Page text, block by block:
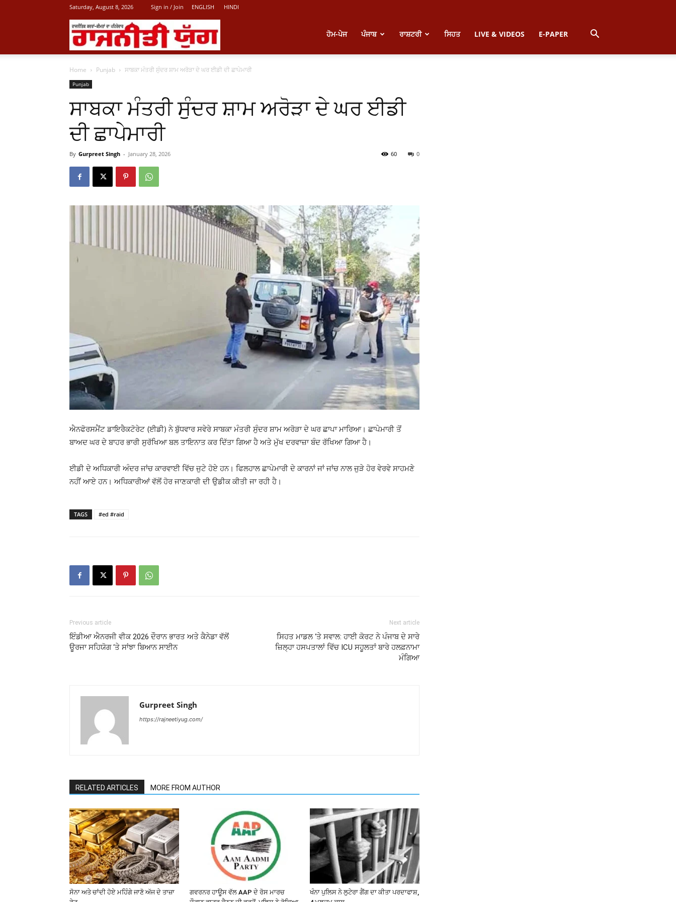
Saturday, August 8, 2026 Sign in / Join ENGLISH HINDI
Punjabi
News
ਹੋਮ-ਪੇਜ ਪੰਜਾਬ ਰਾਸ਼ਟਰੀ ਸਿਹਤ LIVE & VIDEOS E-PAPER
Home Punjab ਸਾਬਕਾ ਮੰਤਰੀ ਸੁੰਦਰ ਸ਼ਾਮ ਅਰੋੜਾ ਦੇ ਘਰ ਈਡੀ ਦੀ ਛਾਪੇਮਾਰੀ
Punjab
ਸਾਬਕਾ ਮੰਤਰੀ ਸੁੰਦਰ ਸ਼ਾਮ ਅਰੋੜਾ ਦੇ ਘਰ ਈਡੀ
ਦੀ ਛਾਪੇਮਾਰੀ
By Gurpreet Singh - January 28, 2026 0
60
ਐਨਫੋਰਸਮੈਂਟ ਡਾਇਰੈਕਟੋਰੇਟ (ਈਡੀ) ਨੇ ਬੁੱਧਵਾਰ ਸਵੇਰੇ ਸਾਬਕਾ ਮੰਤਰੀ ਸੁੰਦਰ ਸ਼ਾਮ ਅਰੋੜਾ ਦੇ ਘਰ ਛਾਪਾ ਮਾਰਿਆ। ਛਾਪੇਮਾਰੀ ਤੋਂ
ਬਾਅਦ ਘਰ ਦੇ ਬਾਹਰ ਭਾਰੀ ਸੁਰੱਖਿਆ ਬਲ ਤਾਇਨਾਤ ਕਰ ਦਿੱਤਾ ਗਿਆ ਹੈ ਅਤੇ ਮੁੱਖ ਦਰਵਾਜ਼ਾ ਬੰਦ ਰੱਖਿਆ ਗਿਆ ਹੈ।
ਈਡੀ ਦੇ ਅਧਿਕਾਰੀ ਅੰਦਰ ਜਾਂਚ ਕਾਰਵਾਈ ਵਿੱਚ ਜੁਟੇ ਹੋਏ ਹਨ। ਫਿਲਹਾਲ ਛਾਪੇਮਾਰੀ ਦੇ ਕਾਰਨਾਂ ਜਾਂ ਜਾਂਚ ਨਾਲ ਜੁੜੇ ਹੋਰ ਵੇਰਵੇ ਸਾਹਮਣੇ
ਨਹੀਂ ਆਏ ਹਨ। ਅਧਿਕਾਰੀਆਂ ਵੱਲੋਂ ਹੋਰ ਜਾਣਕਾਰੀ ਦੀ ਉਡੀਕ ਕੀਤੀ ਜਾ ਰਹੀ ਹੈ।
TAGS #ed #raid
Previous article
ਇੰਡੀਆ ਐਨਰਜੀ ਵੀਕ 2026 ਦੌਰਾਨ ਭਾਰਤ ਅਤੇ ਕੈਨੇਡਾ ਵੱਲੋਂ
ਊਰਜਾ ਸਹਿਯੋਗ ‘ਤੇ ਸਾਂਝਾ ਬਿਆਨ ਸਾਈਨ
Next article
ਸਿਹਤ ਮਾਡਲ ‘ਤੇ ਸਵਾਲ: ਹਾਈ ਕੋਰਟ ਨੇ ਪੰਜਾਬ ਦੇ ਸਾਰੇ
ਜ਼ਿਲ੍ਹਾ ਹਸਪਤਾਲਾਂ ਵਿੱਚ ICU ਸਹੂਲਤਾਂ ਬਾਰੇ ਹਲਫ਼ਨਾਮਾ
ਮੰਗਿਆ
Gurpreet Singh
https://rajneetiyug.com/
RELATED ARTICLES MORE FROM AUTHOR
ਸੋਨਾ ਅਤੇ ਚਾਂਦੀ ਹੋਏ ਮਹਿੰਗੇ ਜਾਣੋ ਅੱਜ ਦੇ ਤਾਜ਼ਾ
ਗਵਰਨਰ ਹਾਊਸ ਵੱਲ AAP ਦੇ ਰੋਸ ਮਾਰਚ
ਖੰਨਾ ਪੁਲਿਸ ਨੇ ਲੁਟੇਰਾ ਗੈਂਗ ਦਾ ਕੀਤਾ ਪਰਦਾਫਾਸ਼,